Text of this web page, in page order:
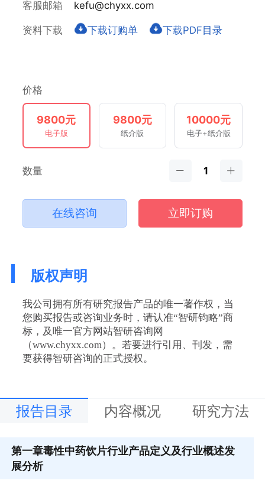
客服邮箱 kefu@chyxx.com
资料下载 下载订购单 下载PDF目录
价格
9800元
电子版
9800元
纸介版
10000元
电子+纸介版
数量
在线咨询 立即订购
版权声明
我公司拥有所有研究报告产品的唯一著作权，当
您购买报告或咨询业务时，请认准“智研钧略”商
标，及唯一官方网站智研咨询网
（www.chyxx.com）。若要进行引用、刊发，需
要获得智研咨询的正式授权。
报告目录 内容概况 研究方法
第一章毒性中药饮片行业产品定义及行业概述发
展分析